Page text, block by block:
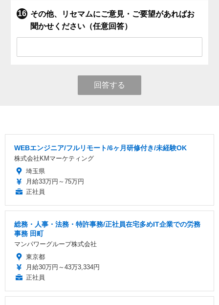
その他、リセマムにご意見・ご要望があればお
聞かせください（任意回答）
回答する
WEBエンジニア/フルリモート/6ヶ月研修付き/未経験OK
株式会社KMマーケティング
埼玉県
月給33万円～75万円
正社員
総務・人事・法務・特許事務/正社員在宅多めIT企業での労務
事務 田町
マンパワーグループ株式会社
東京都
月給30万円～43万3,334円
正社員